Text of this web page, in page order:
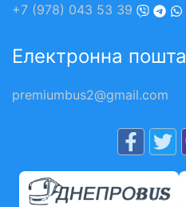
+7 (978) 043 53 39
Електронна пошта
premiumbus2@gmail.com